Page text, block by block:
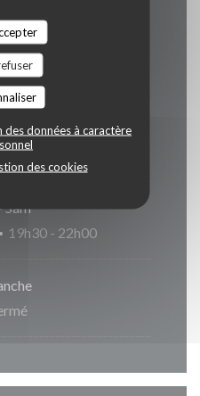
données à caractère
des cookies
Jeu
19h30 - 21h30
Sam
• 19h30 - 22h00